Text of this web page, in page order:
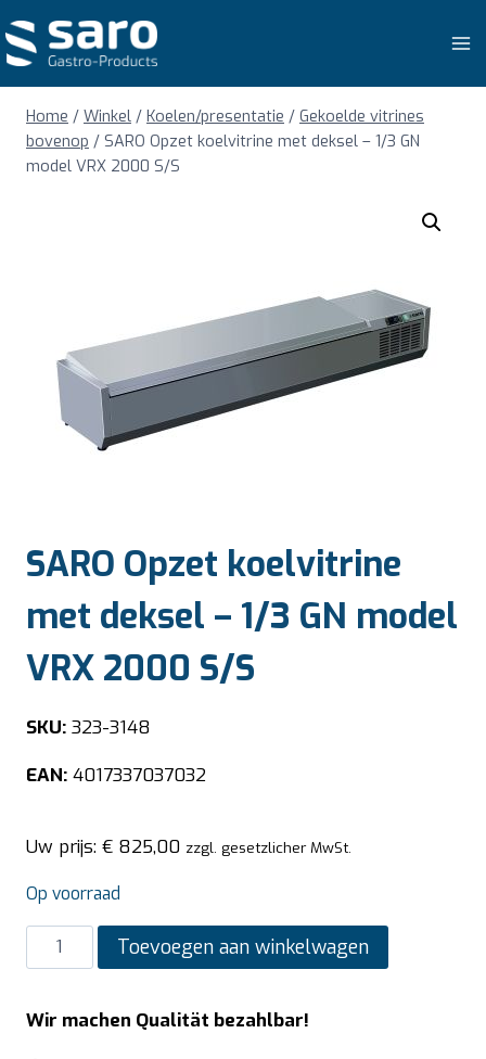
naar
inhoud
Home / Winkel / Koelen/presentatie / Gekoelde vitrines
bovenop / SARO Opzet koelvitrine met deksel – 1/3 GN
model VRX 2000 S/S
SARO Opzet koelvitrine
met deksel – 1/3 GN model
VRX 2000 S/S
SKU: 323-3148
EAN: 4017337037032
Uw prijs: € 825,00 zzgl. gesetzlicher MwSt.
Op voorraad
SARO
Opzet
met
Toevoegen aan winkelwagen
Wir machen Qualität bezahlbar!